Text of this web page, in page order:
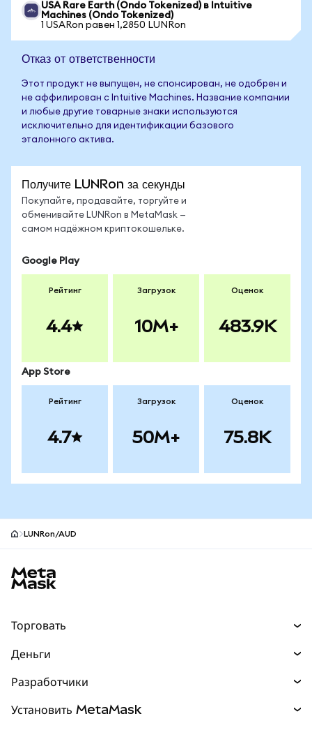
USA Rare Earth (Ondo Tokenized) в Intuitive
Machines (Ondo Tokenized)
1 USARon равен 1,2850 LUNRon
Отказ от ответственности
Этот продукт не выпущен, не спонсирован, не одобрен и
не аффилирован с Intuitive Machines. Название компании
и любые другие товарные знаки используются
исключительно для идентификации базового
эталонного актива.
Получите LUNRon за секунды
Покупайте, продавайте, торгуйте и
обменивайте LUNRon в MetaMask —
самом надёжном криптокошельке.
Google Play
Рейтинг
4.4
Загрузок
10M+
Оценок
483.9K
App Store
Рейтинг
4.7
Загрузок
50M+
Оценок
75.8K
LUNRon/AUD
Торговать
Прогнозы
Перпы НОВИНКА
Деньги
mUSD
Разработчики
Установить MetaMask